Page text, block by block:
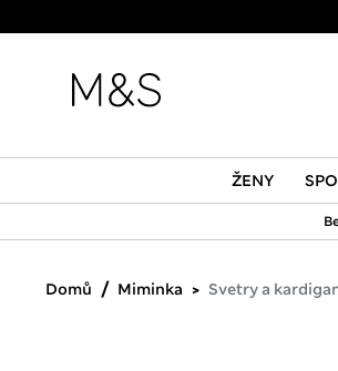
ŽENY
Domů Miminka Svetry a